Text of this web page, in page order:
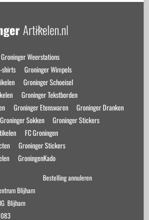
Back
Top
Groninger Weerstations
shirts
Groninger Wimpels
Groninger Schoeisel
Groninger Tekstborden
Groninger Etenswaren
Groninger Dranken
Groninger Sokken
Groninger Stickers
FC Groningen
Groninger Stickers
GroningenKado
Blijham
Blijham
Bestelling annuleren